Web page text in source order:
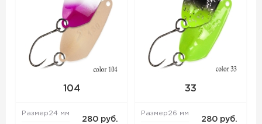
104
Размер24 мм
280 руб.
33
Размер26 мм
280 руб.